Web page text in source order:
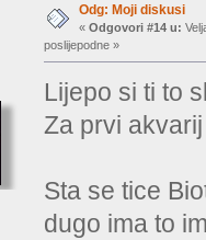
Odg: Moji diskusi
« Odgovori #14 u:
poslijepodne »
Lijepo si ti to
Za prvi
Sta se tice
dugo ima to